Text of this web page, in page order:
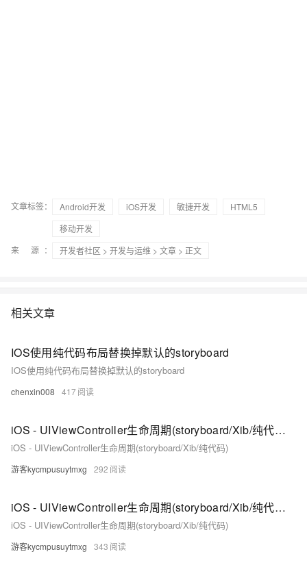
文章标签： Android开发 iOS开发 敏捷开发
HTML5
移动开发
来 源：
开发者社区 > 开发与运维 > 文章 > 正文
相关文章
IOS使用纯代码布局替换掉默认的storyboard
IOS使用纯代码布局替换掉默认的storyboard
chenxin008 417
iOS - UIViewController生命周期(storyboard/Xib/纯代码)（下）
iOS - UIViewController生命周期(storyboard/Xib/纯代码)
游客kycmpusuytmxg 292
iOS - UIViewController生命周期(storyboard/Xib/纯代码)（上）
iOS - UIViewController生命周期(storyboard/Xib/纯代码)
游客kycmpusuytmxg 343